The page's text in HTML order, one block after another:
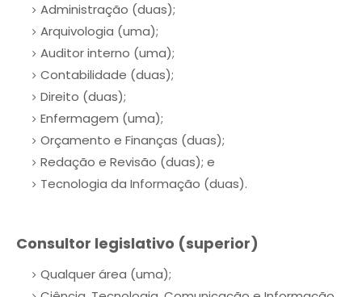
Administração (duas);
Arquivologia (uma);
Auditor interno (uma);
Contabilidade (duas);
Direito (duas);
Enfermagem (uma);
Orçamento e Finanças (duas);
Redação e Revisão (duas); e
Tecnologia da Informação (duas).
Consultor legislativo (superior)
Qualquer área (uma);